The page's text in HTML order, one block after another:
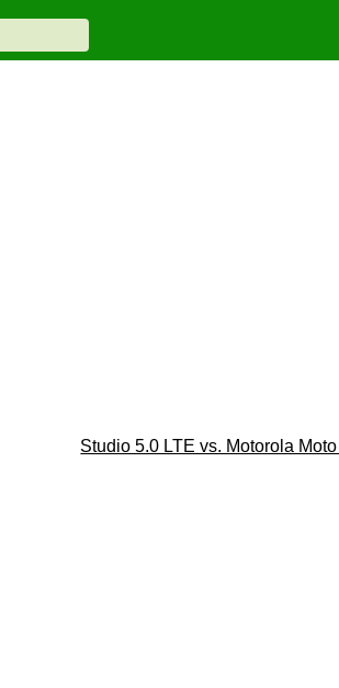
Studio 5.0 LTE vs. Motorola